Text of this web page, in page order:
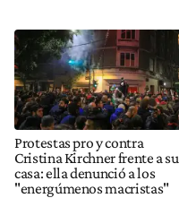
Protestas pro y contra
Cristina Kirchner frente a su
casa: ella denunció a los
"energúmenos macristas"